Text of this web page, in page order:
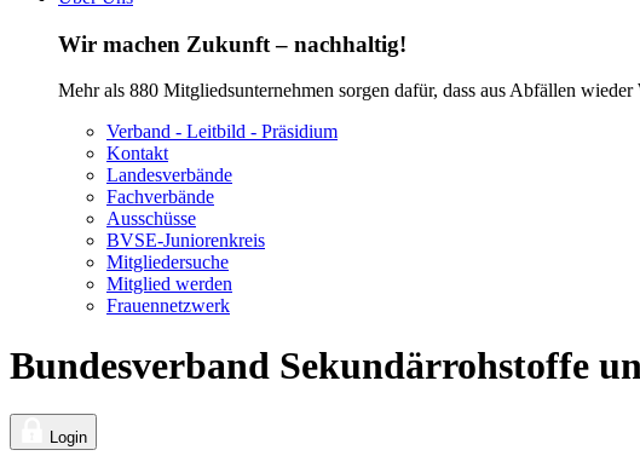
Wir machen Zukunft – nachhaltig!
Mehr als 880 Mitgliedsunternehmen sorgen dafür, dass aus Abfällen
Verband - Leitbild - Präsidium
Kontakt
Landesverbände
Fachverbände
Ausschüsse
BVSE-Juniorenkreis
Mitgliedersuche
Mitglied werden
Frauennetzwerk
Bundesverband Sekundärrohstoffe
Login